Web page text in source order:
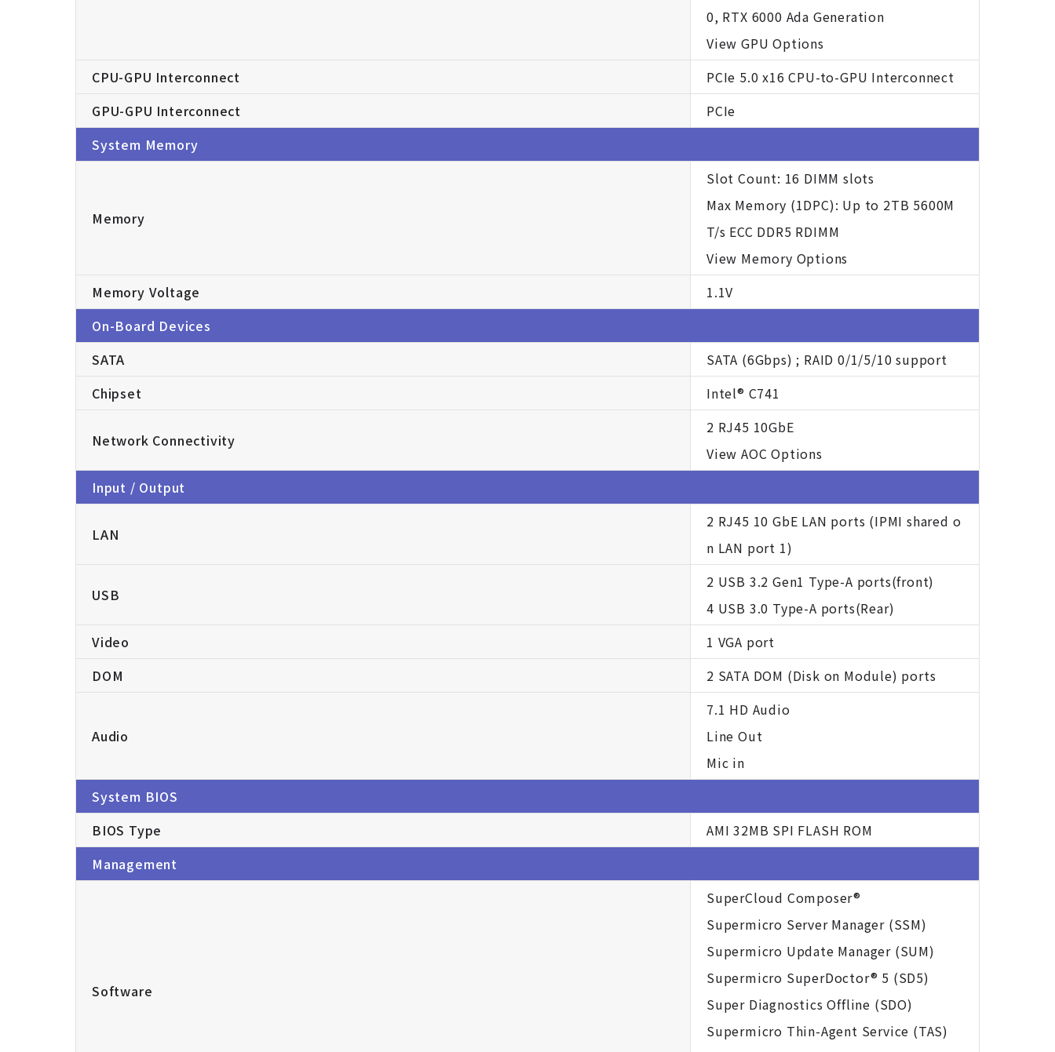
0, RTX 6000 Ada Generation
View GPU Options
CPU-GPU Interconnect
PCIe 5.0 x16 CPU-to-GPU Interconnect
GPU-GPU Interconnect
PCIe
System Memory
Memory
Slot Count: 16 DIMM slots
Max Memory (1DPC): Up to 2TB 5600M
T/s ECC DDR5 RDIMM
View Memory Options
Memory Voltage
1.1V
On-Board Devices
SATA
SATA (6Gbps) ; RAID 0/1/5/10 support
Chipset
Intel® C741
Network Connectivity
2 RJ45 10GbE
View AOC Options
Input / Output
LAN
2 RJ45 10 GbE LAN ports (IPMI shared o
n LAN port 1)
USB
2 USB 3.2 Gen1 Type-A ports(front)
4 USB 3.0 Type-A ports(Rear)
Video
1 VGA port
DOM
2 SATA DOM (Disk on Module) ports
Audio
7.1 HD Audio
Line Out
Mic in
System BIOS
BIOS Type
AMI 32MB SPI FLASH ROM
Management
Software
SuperCloud Composer®
Supermicro Server Manager (SSM)
Supermicro Update Manager (SUM)
Supermicro SuperDoctor® 5 (SD5)
Super Diagnostics Offline (SDO)
Supermicro Thin-Agent Service (TAS)